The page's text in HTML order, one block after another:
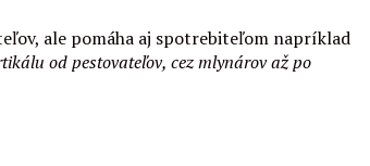
ale pomáha aj spotrebiteľom napríklad
od pestovateľov, cez mlynárov až po